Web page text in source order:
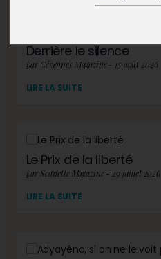
Derrière le silence
par Cévennes Magazine - 15 août 2026
LIRE LA SUITE
Le Prix de la liberté
par Scarlette Magazine - 29 juillet 2026
LIRE LA SUITE